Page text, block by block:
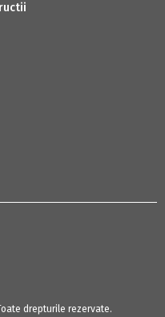
drepturile rezervate.